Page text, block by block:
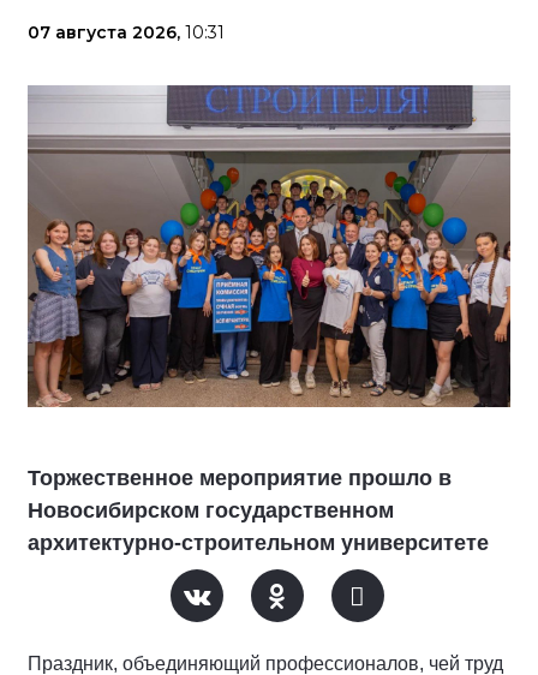
07 августа 2026, 10:31
Торжественное мероприятие прошло в
Новосибирском государственном
архитектурно-строительном университете
Праздник, объединяющий профессионалов, чей труд